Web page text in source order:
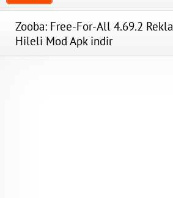
Zooba: Free-For-All 4.69.2
Hileli Mod Apk indir